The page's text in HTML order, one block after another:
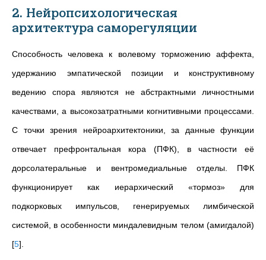
2. Нейропсихологическая
архитектура саморегуляции
Способность человека к волевому торможению аффекта,
удержанию эмпатической позиции и конструктивному
ведению спора являются не абстрактными личностными
качествами, а высокозатратными когнитивными процессами.
С точки зрения нейроархитектоники, за данные функции
отвечает префронтальная кора (ПФК), в частности её
дорсолатеральные и вентромедиальные отделы. ПФК
функционирует как иерархический «тормоз» для
подкорковых импульсов, генерируемых лимбической
системой, в особенности миндалевидным телом (амигдалой)
[5]